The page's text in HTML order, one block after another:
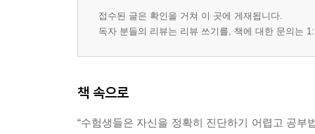
접수된 글은 확인을 거쳐 이 곳에 게재됩니다.
독자 분들의 리뷰는 리뷰 쓰기를, 책에 대한 문의는
책 속으로
“수험생들은 자신을 정확히 진단하기 어렵고 공